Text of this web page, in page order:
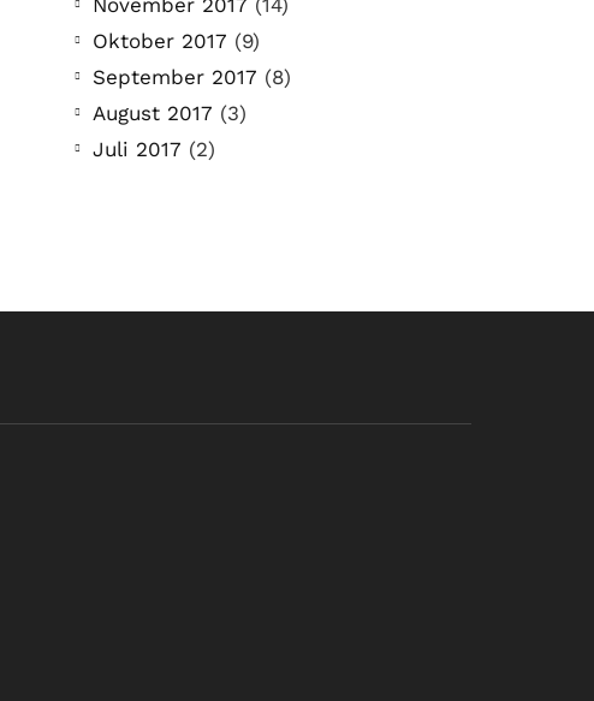
November 2017 (14)
Oktober 2017 (9)
September 2017 (8)
August 2017 (3)
Juli 2017 (2)